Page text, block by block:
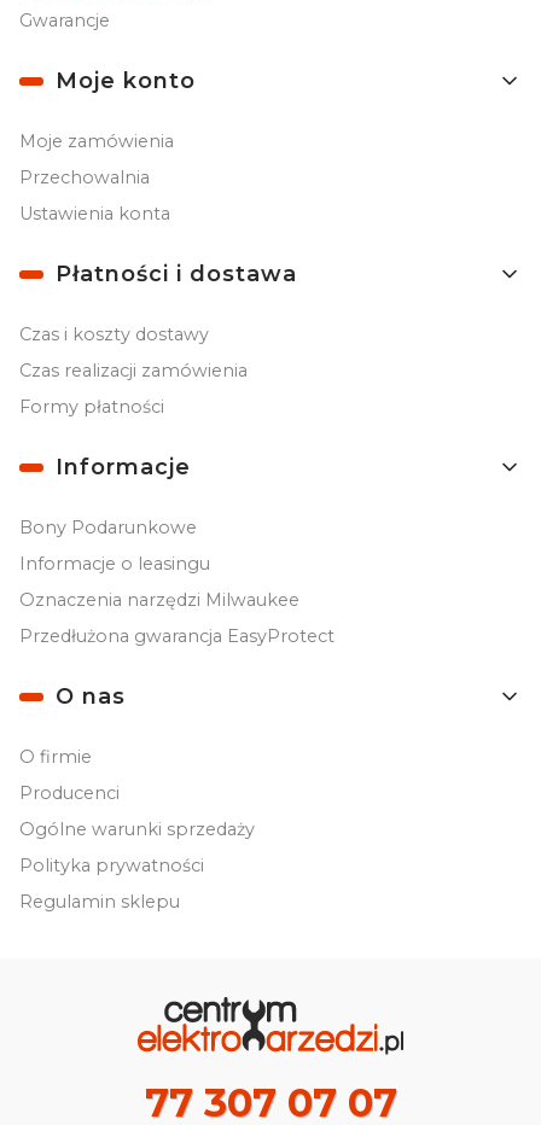
Gwarancje
Moje konto
Moje zamówienia
Przechowalnia
Ustawienia konta
Płatności i dostawa
Czas i koszty dostawy
Czas realizacji zamówienia
Formy płatności
Informacje
Bony Podarunkowe
Informacje o leasingu
Oznaczenia narzędzi Milwaukee
Przedłużona gwarancja EasyProtect
O nas
O firmie
Producenci
Ogólne warunki sprzedaży
Polityka prywatności
Regulamin sklepu
77 307 07 07